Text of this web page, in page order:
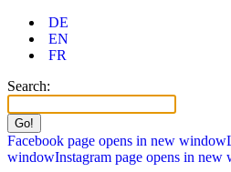
DE
EN
FR
Search:
Facebook page opens in new window
windowInstagram page opens in new